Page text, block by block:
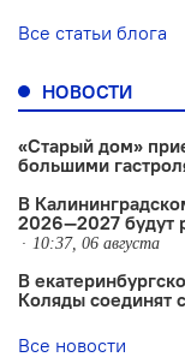
Все статьи блога
НОВОСТИ
«Старый дом»
большими
В
2026—2027 будут
10:37, 06 августа
В
Коляды соединят
Все новости